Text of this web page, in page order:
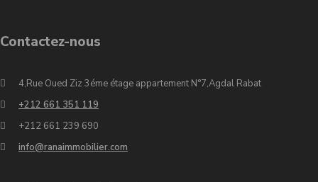
Contactez-nous
4,Rue Oued Ziz 3éme étage appartement N°7,Agdal Rabat
+212 661 351 119
+212 661 239 690
info@ranaimmobilier.com